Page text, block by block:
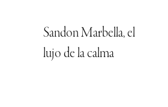
Sandon Marbella, el
lujo de la calma